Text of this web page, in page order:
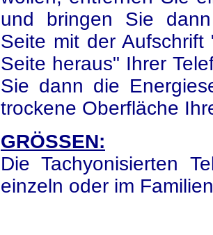
und bringen Sie
Seite mit der
Seite heraus" Ihrer
Sie dann die
trockene Oberfläche
GRÖSSEN:
Die Tachyonisierten
einzeln oder im